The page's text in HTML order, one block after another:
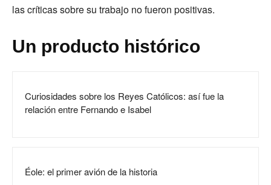
las críticas sobre su trabajo no fueron positivas.
Un producto histórico
Curiosidades sobre los Reyes Católicos: así fue la
relación entre Fernando e Isabel
Éole: el primer avión de la historia